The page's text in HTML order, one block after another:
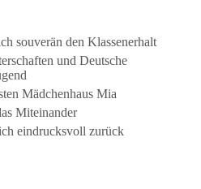
souverän den Klassenerhalt
und Deutsche
Mädchenhaus Mia
Miteinander
eindrucksvoll zurück